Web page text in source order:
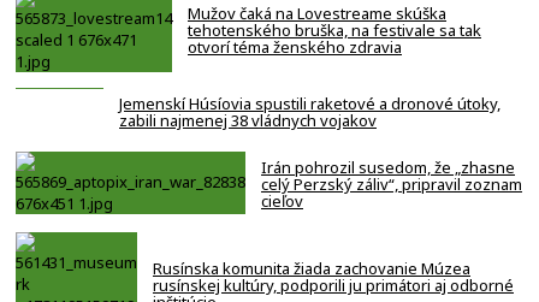
Mužov čaká na Lovestreame skúška
tehotenského bruška, na festivale sa tak
otvorí téma ženského zdravia
Jemenskí Húsíovia spustili raketové a dronové útoky,
zabili najmenej 38 vládnych vojakov
Irán pohrozil susedom, že „zhasne
celý Perzský záliv“, pripravil zoznam
cieľov
Rusínska komunita žiada zachovanie Múzea
rusínskej kultúry, podporili ju primátori aj odborné